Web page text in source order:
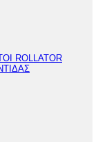
ROLLATOR